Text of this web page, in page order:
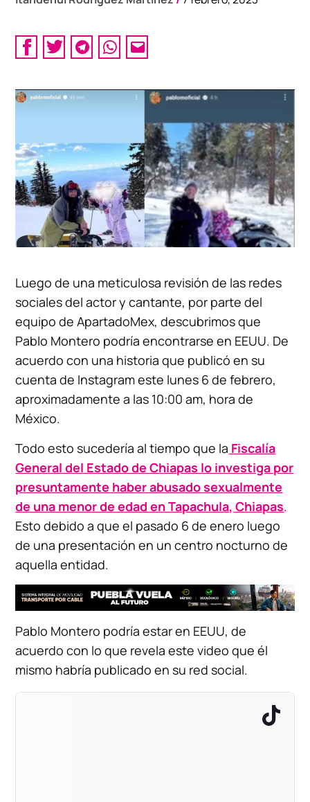
Luego de una meticulosa revisión de las redes
sociales del actor y cantante, por parte del
equipo de ApartadoMex, descubrimos que
Pablo Montero podría encontrarse en EEUU. De
acuerdo con una historia que publicó en su
cuenta de Instagram este lunes 6 de febrero,
aproximadamente a las 10:00 am, hora de
México.
Todo esto sucedería al tiempo que la Fiscalía
General del Estado de Chiapas lo investiga por
presuntamente haber abusado sexualmente
de una menor de edad en Tapachula, Chiapas.
Esto debido a que el pasado 6 de enero luego
de una presentación en un centro nocturno de
aquella entidad.
Pablo Montero podría estar en EEUU, de
acuerdo con lo que revela este video que él
mismo habría publicado en su red social.